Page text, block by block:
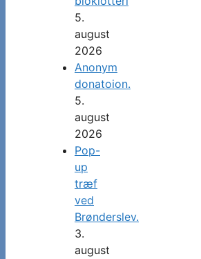
5.
august
2026
Anonym
donatoion.
5.
august
2026
Pop-
up
træf
ved
Brønderslev.
3.
august